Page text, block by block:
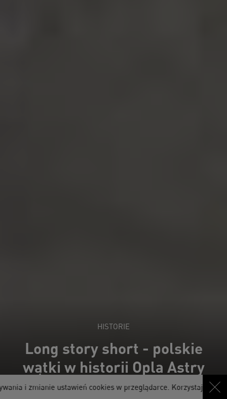
zmianie ustawień cookies w przeglądarce. Korzystając ze
HISTORIE
Long story short - polskie
wątki w historii Opla Astry